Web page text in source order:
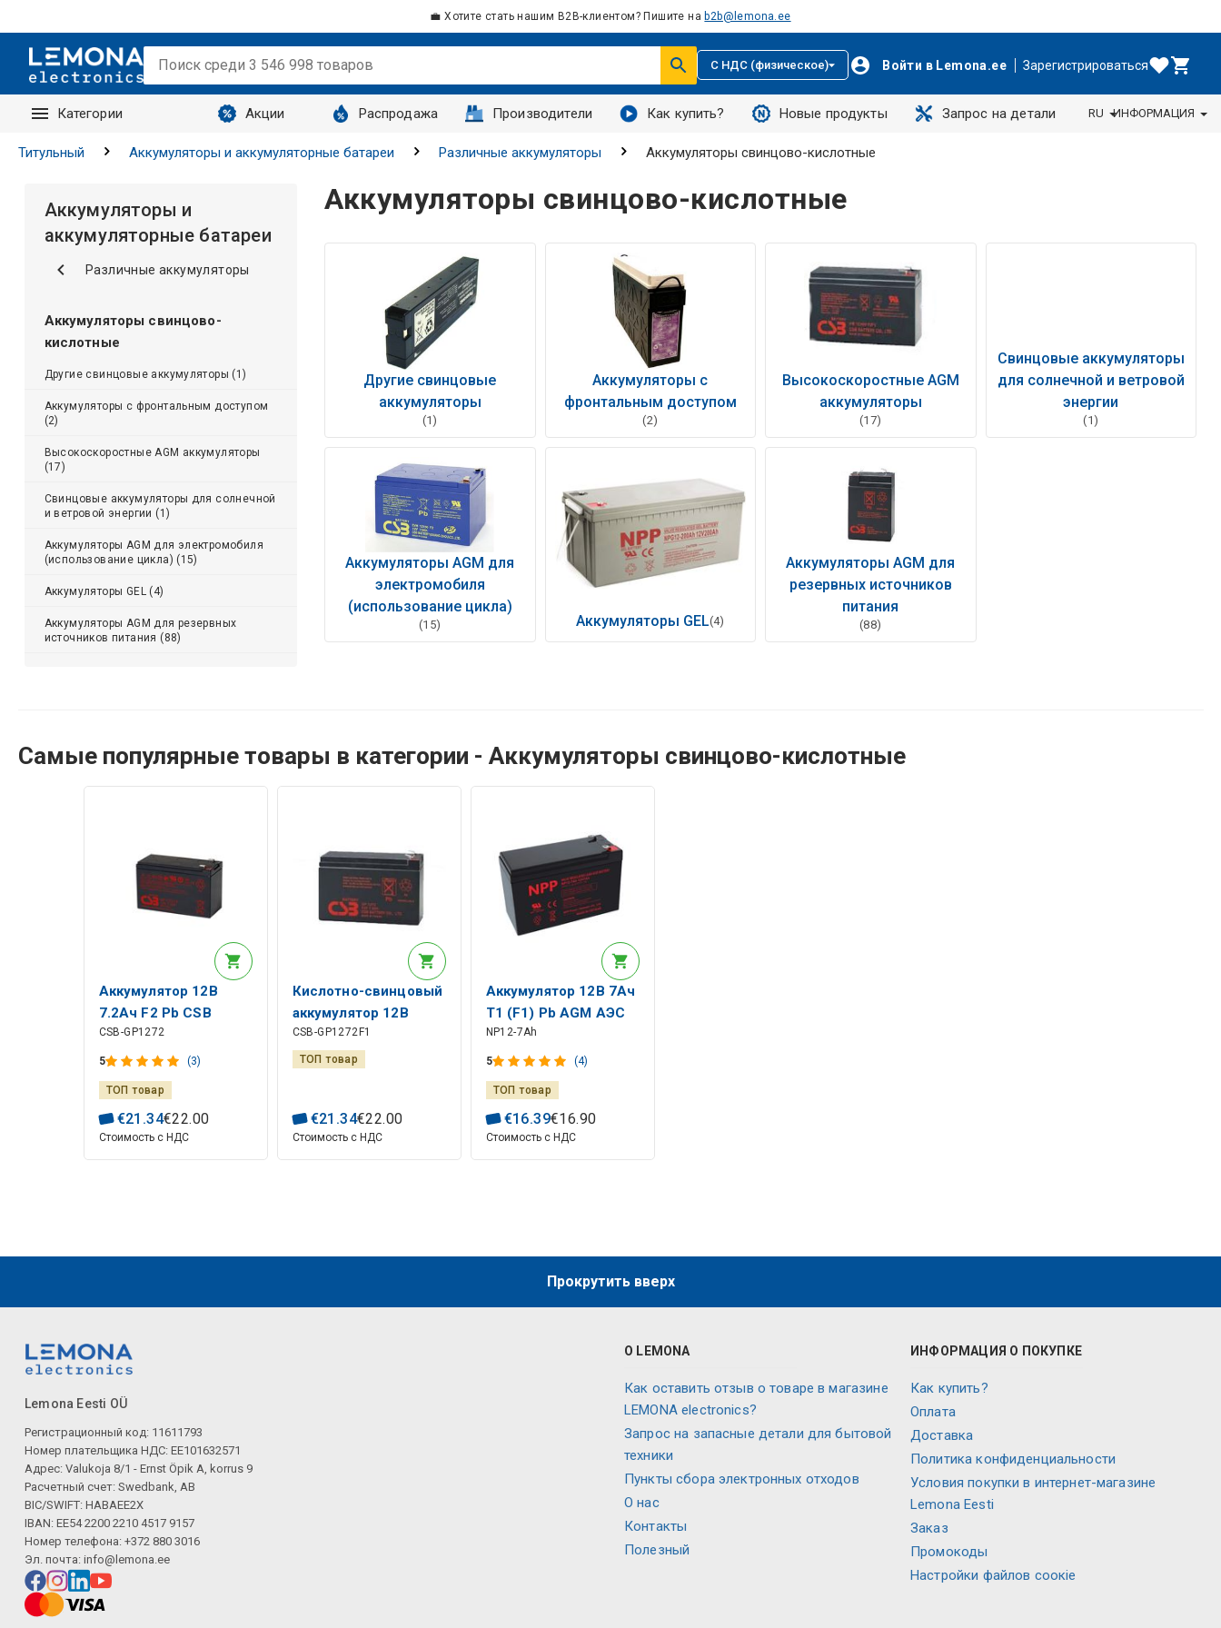
💼 Хотите стать нашим B2B-клиентом? Пишите на b2b@lemona.ee
С НДС (физическое) Войти в Lemona.ee Зарегистрироваться
Категории Акции Распродажа Производители Как купить? Новые продукты Запрос на детали
Запросы
RU ИНФОРМАЦИЯ
Титульный Аккумуляторы и аккумуляторные батареи Различные аккумуляторы Аккумуляторы свинцово-кислотные
Аккумуляторы свинцово-кислотные
Другие свинцовые
аккумуляторы
(1)
Аккумуляторы с
фронтальным доступом
(2)
Высокоскоростные AGM
аккумуляторы
(17)
Свинцовые аккумуляторы
для солнечной и ветровой
энергии
(1)
Аккумуляторы AGM для
электромобиля
(использование цикла)
(15) Аккумуляторы GEL(4)
Аккумуляторы AGM для
резервных источников
питания
(88)
Аккумуляторы и
аккумуляторные батареи
Различные аккумуляторы
Аккумуляторы свинцово-
кислотные
Другие свинцовые аккумуляторы (1)
Аккумуляторы с фронтальным доступом
(2)
Высокоскоростные AGM аккумуляторы
(17)
Свинцовые аккумуляторы для солнечной
и ветровой энергии (1)
Аккумуляторы AGM для электромобиля
(использование цикла) (15)
Аккумуляторы GEL (4)
Аккумуляторы AGM для резервных
источников питания (88)
Самые популярные товары в категории - Аккумуляторы свинцово-кислотные
Аккумулятор 12В
7.2Ач F2 Pb CSB
CSB-GP1272
5 (3)
ТОП товар
€21 .34€22.00
Стоимость с НДС
Кислотно-свинцовый
аккумулятор 12В
7.2Ач F1 Pb CSB
CSB-GP1272F1
ТОП товар
€21 .34€22.00
Стоимость с НДС
Аккумулятор 12В 7Ач
T1 (F1) Pb AGM АЭС
NP12-7Ah
5 (4)
ТОП товар
€16.39€16.90
Стоимость с НДС
Прокрутить вверх
Lemona Eesti OÜ
Регистрационный код: 11611793
Номер плательщика НДС: EE101632571
Адрес: Valukoja 8/1 - Ernst Öpik A, korrus 9
Расчетный счет: Swedbank, AB
BIC/SWIFT: HABAEE2X
IBAN: EE54 2200 2210 4517 9157
Номер телефона: +372 880 3016
Эл. почта: info@lemona.ee
О LEMONA
Как оставить отзыв о товаре в магазине
LEMONA electronics?
Запрос на запасные детали для бытовой
техники
Пункты сбора электронных отходов
О нас
Контакты
Полезный
ИНФОРМАЦИЯ О ПОКУПКЕ
Как купить?
Оплата
Доставка
Политика конфиденциальности
Условия покупки в интернет-магазине
Lemona Eesti
Заказ
Промокоды
Настройки файлов соокіе